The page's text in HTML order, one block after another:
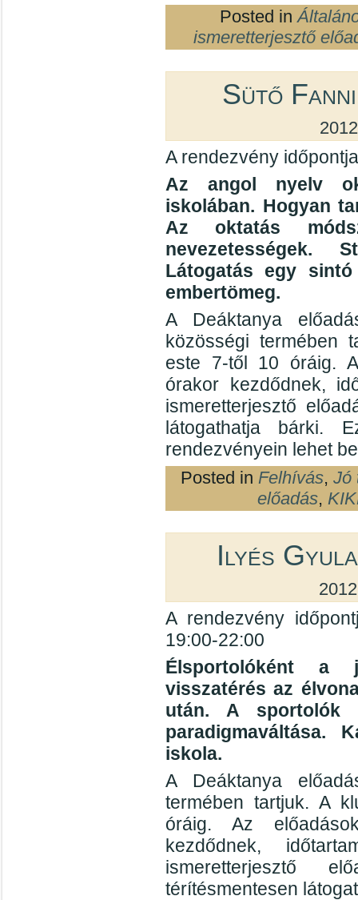
Posted in
ismeretterjesztő
Sütő
A rendezvény
Az angol nyelv
iskolában. Hogyan
Az oktatás
nevezetességek.
Látogatás egy
embertömeg.
A Deáktanya
közösségi termében
este 7-től 10 óráig.
órakor kezdődnek,
ismeretterjesztő
látogathatja bárki.
rendezvényein lehet
Posted in Felhívás, Jó
előadás,
Ilyés
A rendezvény
19:00-22:00
Élsportolóként a
visszatérés az
után. A sportolók
paradigmaváltása.
iskola.
A Deáktanya
termében tartjuk. A
óráig. Az
kezdődnek,
ismeretterjesztő
térítésmentesen